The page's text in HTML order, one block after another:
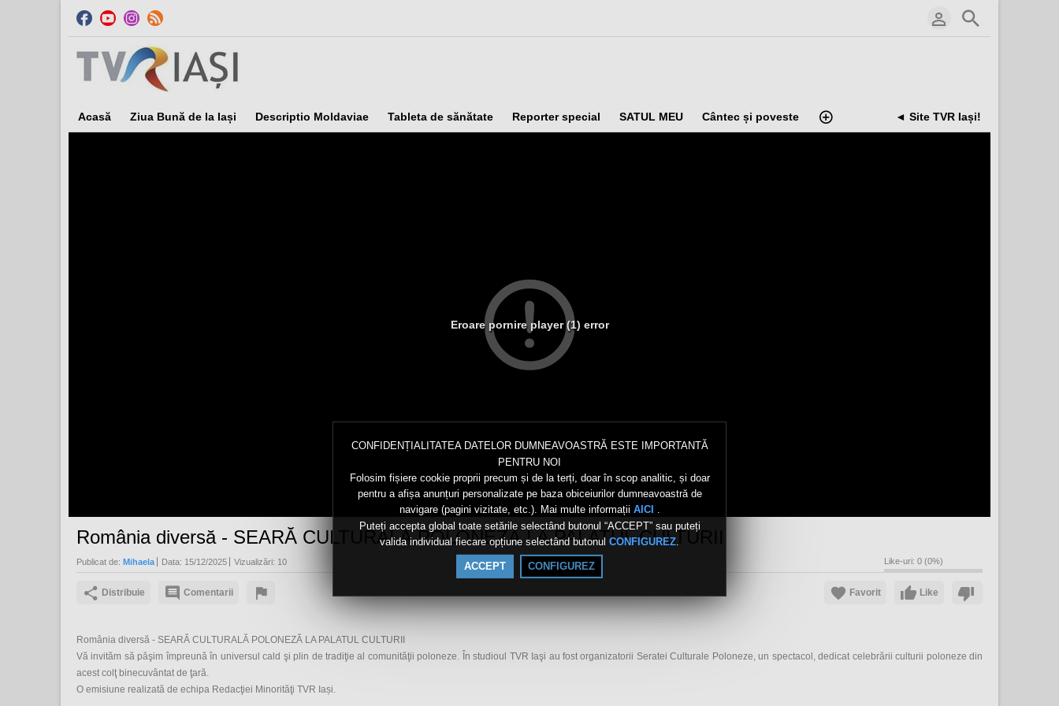
CONFIDENȚIALITATEA DATELOR DUMNEAVOASTRĂ ESTE IMPORTANTĂ
PENTRU NOI
Folosim fișiere cookie proprii precum și de la terți, doar în scop analitic, și doar
pentru a afișa anunțuri personalizate pe baza obiceiurilor dumneavoastră de
navigare (pagini vizitate, etc.). Mai multe informații AICI .
Puteți accepta global toate setările selectând butonul “ACCEPT” sau puteți
valida individual fiecare opțiune selectând butonul CONFIGUREZ
ACCEPT CONFIGUREZ
Acasă Ziua Bună de la Iași Descriptio Moldaviae Tableta de sănătate Reporter special SATUL MEU Cântec și poveste ◄ Site TVR Iași!
Eroare pornire player (1) error
România diversă - SEARĂ CULTURALĂ POLONEZĂ LA PALATUL CULTURII
Publicat de: Mihaela Data: 15/12/2025 Vizualizări: 10 Like-uri: 0 (0%)
Distribuie Comentarii Like
Favorit
România diversă - SEARĂ CULTURALĂ POLONEZĂ LA PALATUL CULTURII
Vă invităm să păşim împreună în universul cald şi plin de tradiţie al comunităţii poloneze. În studioul TVR Iaşi au fost organizatorii Seratei Culturale Poloneze, un spectacol, dedicat celebrării culturii poloneze din
acest colţ binecuvântat de ţară.
O emisiune realizată de echipa Redacţiei Minorităţi TVR Iași.